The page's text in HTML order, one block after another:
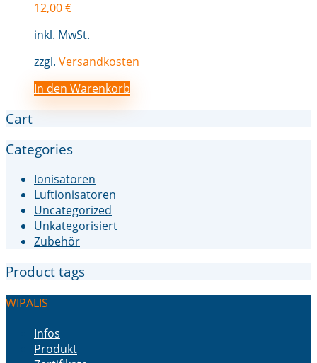
12,00€
inkl. MwSt.
zzgl. Versandkosten
In den Warenkorb
Cart
Categories
Ionisatoren
Luftionisatoren
Uncategorized
Unkategorisiert
Zubehör
Product tags
WIPALIS
Infos
Produkt